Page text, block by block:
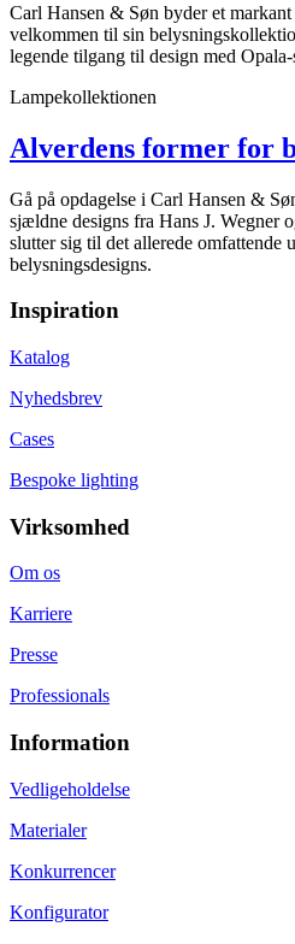
Carl Hansen & Søn byder et
velkommen til sin
legende tilgang til design med Opala-
Lampekollektionen
Alverdens former for
Gå på opdagelse i Carl Hansen &
sjældne designs fra Hans J. Wegner
slutter sig til det allerede omfattende
belysningsdesigns.
Inspiration
Katalog
Nyhedsbrev
Cases
Bespoke lighting
Virksomhed
Om os
Karriere
Presse
Professionals
Information
Vedligeholdelse
Materialer
Konkurrencer
Konfigurator